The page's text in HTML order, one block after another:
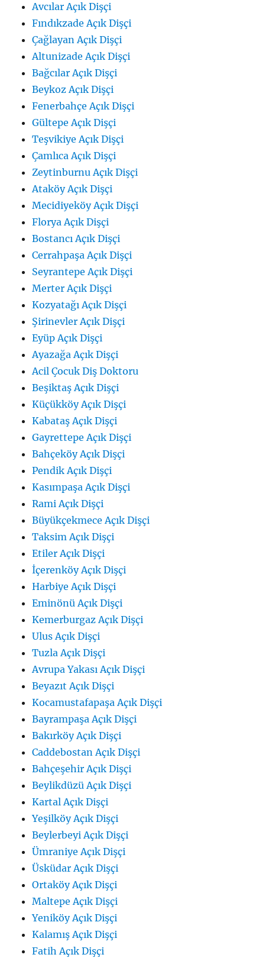
Avcılar Açık Dişçi
Fındıkzade Açık Dişçi
Çağlayan Açık Dişçi
Altunizade Açık Dişçi
Bağcılar Açık Dişçi
Beykoz Açık Dişçi
Fenerbahçe Açık Dişçi
Gültepe Açık Dişçi
Teşvikiye Açık Dişçi
Çamlıca Açık Dişçi
Zeytinburnu Açık Dişçi
Ataköy Açık Dişçi
Mecidiyeköy Açık Dişçi
Florya Açık Dişçi
Bostancı Açık Dişçi
Cerrahpaşa Açık Dişçi
Seyrantepe Açık Dişçi
Merter Açık Dişçi
Kozyatağı Açık Dişçi
Şirinevler Açık Dişçi
Eyüp Açık Dişçi
Ayazağa Açık Dişçi
Acil Çocuk Diş Doktoru
Beşiktaş Açık Dişçi
Küçükköy Açık Dişçi
Kabataş Açık Dişçi
Gayrettepe Açık Dişçi
Bahçeköy Açık Dişçi
Pendik Açık Dişçi
Kasımpaşa Açık Dişçi
Rami Açık Dişçi
Büyükçekmece Açık Dişçi
Taksim Açık Dişçi
Etiler Açık Dişçi
İçerenköy Açık Dişçi
Harbiye Açık Dişçi
Eminönü Açık Dişçi
Kemerburgaz Açık Dişçi
Ulus Açık Dişçi
Tuzla Açık Dişçi
Avrupa Yakası Açık Dişçi
Beyazıt Açık Dişçi
Kocamustafapaşa Açık Dişçi
Bayrampaşa Açık Dişçi
Bakırköy Açık Dişçi
Caddebostan Açık Dişçi
Bahçeşehir Açık Dişçi
Beylikdüzü Açık Dişçi
Kartal Açık Dişçi
Yeşilköy Açık Dişçi
Beylerbeyi Açık Dişçi
Ümraniye Açık Dişçi
Üsküdar Açık Dişçi
Ortaköy Açık Dişçi
Maltepe Açık Dişçi
Yeniköy Açık Dişçi
Kalamış Açık Dişçi
Fatih Açık Dişçi